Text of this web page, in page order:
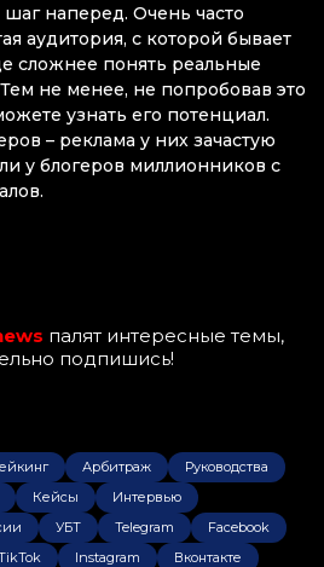
наперед. Очень часто
аудитория, с которой бывает
сложнее понять реальные
не менее, не попробовав это
узнать его потенциал.
– реклама у них зачастую
у блогеров миллионников с
палят интересные темы,
подпишись!
Арбитраж
Руководства
Кейсы
Интервью
УБТ Telegram
Facebook
Instagram
Вконтакте